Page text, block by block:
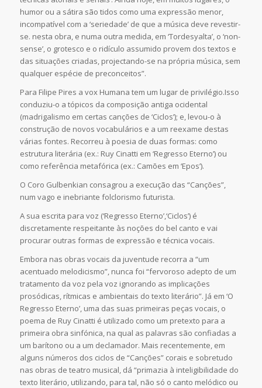
humor ou a sátira são tidos como uma expressão menor,
incompatível com a ‘seriedade’ de que a música deve revestir-
se. nesta obra, e numa outra medida, em ‘Tordesyalta’, o ‘non-
sense’, o grotesco e o ridículo assumido provem dos textos e
das situações criadas, projectando-se na própria música, sem
qualquer espécie de preconceitos”.
Para Filipe Pires a vox Humana tem um lugar de privilégio.Isso
conduziu-o a tópicos da composição antiga ocidental
(madrigalismo em certas canções de ‘Ciclos’); e, levou-o à
construção de novos vocabulários e a um reexame destas
várias fontes. Recorreu à poesia de duas formas: como
estrutura literária (ex.: Ruy Cinatti em ‘Regresso Eterno’) ou
como referência metafórica (ex.: Camões em ‘Epos’).
O Coro Gulbenkian consagrou a execução das “Canções”,
num vago e inebriante folclorismo futurista.
A sua escrita para voz (‘Regresso Eterno’,‘Ciclos’) é
discretamente respeitante às noções do bel canto e vai
procurar outras formas de expressão e técnica vocais.
Embora nas obras vocais da juventude recorra a “um
acentuado melodicismo”, nunca foi “fervoroso adepto de um
tratamento da voz pela voz ignorando as implicações
prosódicas, rítmicas e ambientais do texto literário”. Já em ‘O
Regresso Eterno’, uma das suas primeiras peças vocais, o
poema de Ruy Cinatti é utilizado como um pretexto para a
primeira obra sinfónica, na qual as palavras são confiadas a
um barítono ou a um declamador. Mais recentemente, em
alguns números dos ciclos de “Canções” corais e sobretudo
nas obras de teatro musical, dá “primazia à inteligibilidade do
texto literário, utilizando, para tal, não só o canto melódico ou